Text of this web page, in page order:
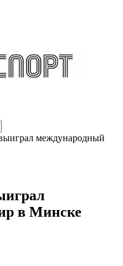
международный
в Минске